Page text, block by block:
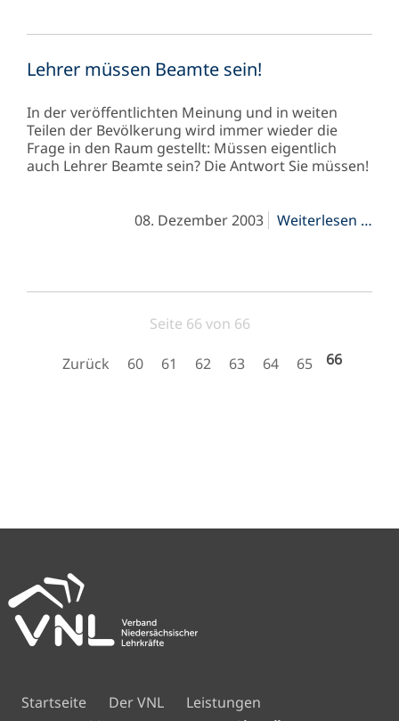
Lehrer müssen Beamte sein!
In der veröffentlichten Meinung und in weiten
Teilen der Bevölkerung wird immer wieder die
Frage in den Raum gestellt: Müssen eigentlich
auch Lehrer Beamte sein? Die Antwort Sie müssen!
08. Dezember 2003 Weiterlesen …
Seite 66 von 66
Zurück 60 61 62 63 64 65 66
Navigation
Startseite Der VNL
Leistungen